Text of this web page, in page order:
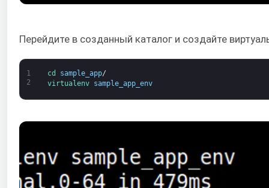
Перейдите в созданный каталог и создайте
1
2
cd sample_app/
virtualenv sample_app_env